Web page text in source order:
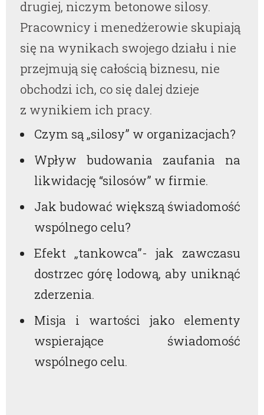
drugiej, niczym betonowe silosy.
Pracownicy i menedżerowie skupiają
się na wynikach swojego działu i nie
przejmują się całością biznesu, nie
obchodzi ich, co się dalej dzieje
z wynikiem ich pracy.
Czym są „silosy” w organizacjach?
Wpływ budowania zaufania na
likwidację “silosów” w firmie.
Jak budować większą świadomość
wspólnego celu?
Efekt „tankowca”- jak zawczasu
dostrzec górę lodową, aby uniknąć
zderzenia.
Misja i wartości jako elementy
wspierające świadomość
wspólnego celu.